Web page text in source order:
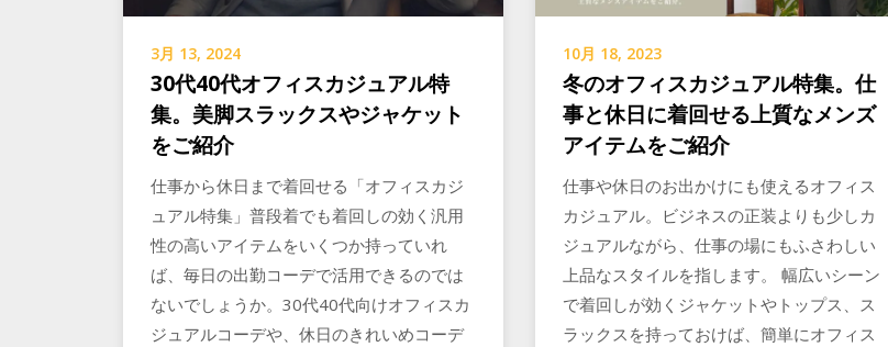
3月 13, 2024
30代40代オフィスカジュアル特
集。美脚スラックスやジャケット
をご紹介
仕事から休日まで着回せる「オフィスカジ
ュアル特集」普段着でも着回しの効く汎用
性の高いアイテムをいくつか持っていれ
ば、毎日の出勤コーデで活用できるのでは
ないでしょうか。30代40代向けオフィスカ
ジュアルコーデや、休日のきれいめコーデ
10月 18, 2023
冬のオフィスカジュアル特集。仕
事と休日に着回せる上質なメンズ
アイテムをご紹介
仕事や休日のお出かけにも使えるオフィス
カジュアル。ビジネスの正装よりも少しカ
ジュアルながら、仕事の場にもふさわしい
上品なスタイルを指します。 幅広いシーン
で着回しが効くジャケットやトップス、ス
ラックスを持っておけば、簡単にオフィス